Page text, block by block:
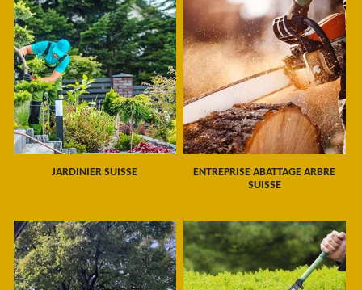
JARDINIER SUISSE
ENTREPRISE ABATTAGE ARBRE
SUISSE